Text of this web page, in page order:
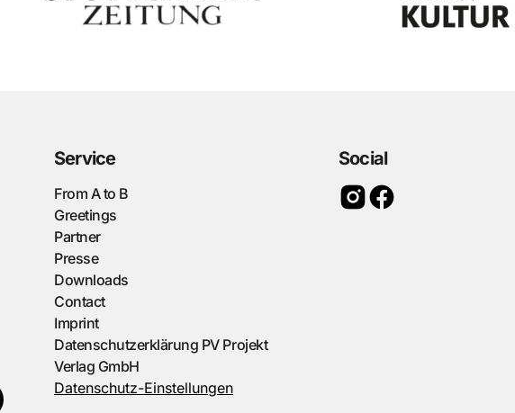
Service
From A to B
Greetings
Partner
Presse
Downloads
Contact
Imprint
Datenschutzerklärung PV Projekt
Verlag GmbH
Datenschutz-Einstellungen
Social